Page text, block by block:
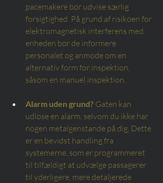
pacemakere bør udvise særlig
forsigtighed. På grund af risikoen for
elektromagnetisk interferens med
enheden bør de informere
personalet og anmode om en
alternativ form for inspektion,
såsom en manuel inspektion.
Alarm uden grund? Gaten kan
udløse en alarm, selvom du ikke har
nogen metalgenstande på dig. Dette
er en bevidst handling fra
systemerne, som er programmeret
til tilfældigt at udvælge passagerer
til yderligere, mere detaljerede